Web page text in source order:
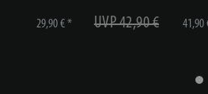
UVP 42,90 €
29,90 € * 41,90